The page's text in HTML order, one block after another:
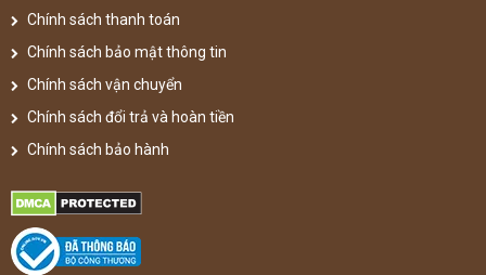
Chính sách thanh toán
Chính sách bảo mật thông tin
Chính sách vận chuyển
Chính sách đổi trả và hoàn tiền
Chính sách bảo hành